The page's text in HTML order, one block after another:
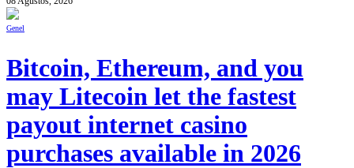
Genel
Bitcoin, Ethereum, and you
may Litecoin let the fastest
payout internet casino
purchases available in 2026